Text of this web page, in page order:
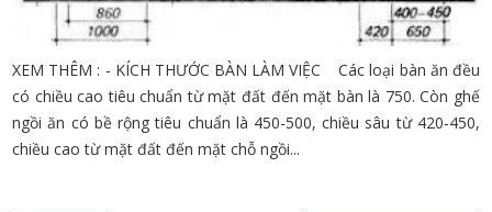
XEM THÊM : - KÍCH THƯỚC BÀN LÀM VIỆC Các loại bàn ăn đều
có chiều cao tiêu chuẩn từ mặt đất đến mặt bàn là 750. Còn ghế
ngồi ăn có bề rộng tiêu chuẩn là 450-500, chiều sâu từ 420-450,
chiều cao từ mặt đất đến mặt chỗ ngồi...